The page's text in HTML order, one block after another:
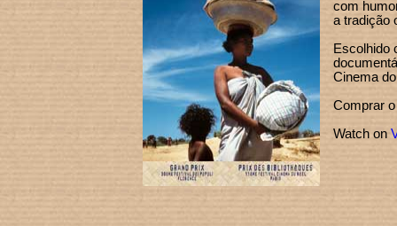
com
a tradição
Escolhido
Cinema
Comprar
Watch on